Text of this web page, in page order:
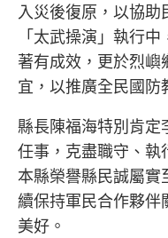
入災後復原，以協
「太武操演」執行
著有成效，更於烈
宜，以推廣全民國防
縣長陳福海特別肯定
任事，克盡職守、執
本縣榮譽縣民誠屬實
續保持軍民合作夥伴
美好。